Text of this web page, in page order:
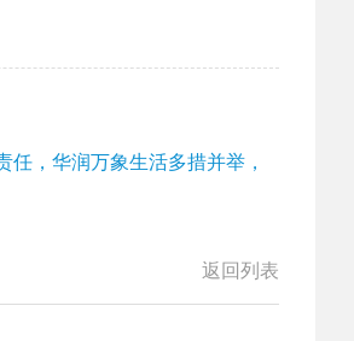
，华润万象生活多措并举，
返回列表